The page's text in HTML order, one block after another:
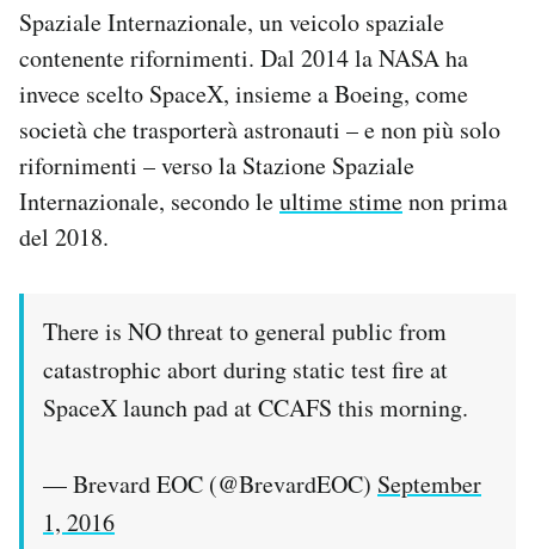
Spaziale Internazionale, un veicolo spaziale
contenente rifornimenti. Dal 2014 la NASA ha
invece scelto SpaceX, insieme a Boeing, come
società che trasporterà astronauti – e non più solo
rifornimenti – verso la Stazione Spaziale
Internazionale, secondo leultime stimenon prima
del 2018.
There is NO threat to general public from
catastrophic abort during static test fire at
SpaceX launch pad at CCAFS this morning.
— Brevard EOC (@BrevardEOC) September
1, 2016